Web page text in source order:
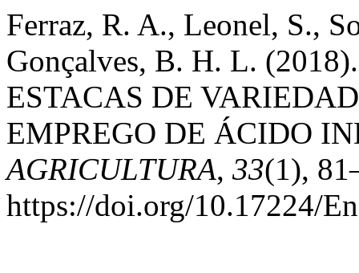
Ferraz, R. A., Leonel, S.,
Gonçalves, B. H. L.
ESTACAS DE
EMPREGO DE ÁCIDO
AGRICULTURA, 33(1),
https://doi.org/10.17224/